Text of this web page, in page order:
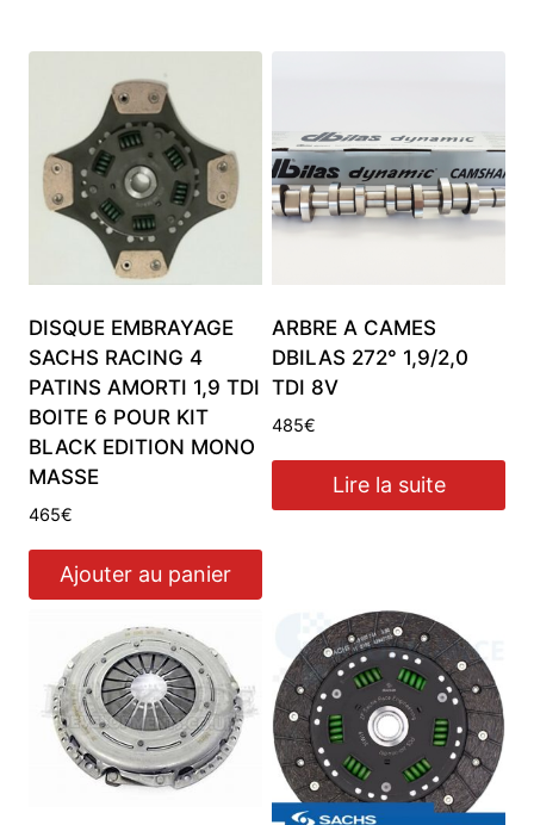
DISQUE EMBRAYAGE
SACHS RACING 4
PATINS AMORTI 1,9 TDI
BOITE 6 POUR KIT
BLACK EDITION MONO
MASSE
465€
Ajouter au panier
ARBRE A CAMES
DBILAS 272° 1,9/2,0
TDI 8V
485€
Lire la suite